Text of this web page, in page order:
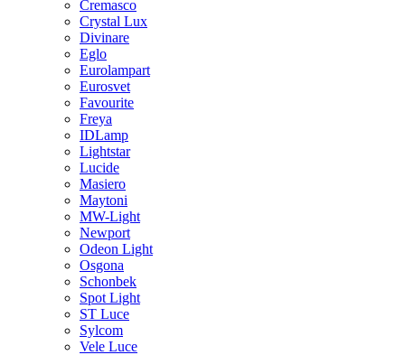
Cremasco
Crystal Lux
Divinare
Eglo
Eurolampart
Eurosvet
Favourite
Freya
IDLamp
Lightstar
Lucide
Masiero
Maytoni
MW-Light
Newport
Odeon Light
Osgona
Schonbek
Spot Light
ST Luce
Sylcom
Vele Luce